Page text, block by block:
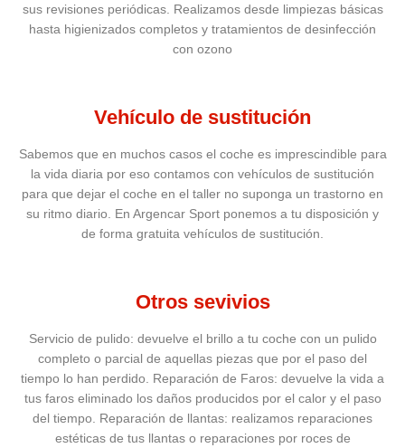
sus revisiones periódicas. Realizamos desde limpiezas básicas
hasta higienizados completos y tratamientos de desinfección
con ozono
Vehículo de sustitución
Sabemos que en muchos casos el coche es imprescindible para
la vida diaria por eso contamos con vehículos de sustitución
para que dejar el coche en el taller no suponga un trastorno en
su ritmo diario. En Argencar Sport ponemos a tu disposición y
de forma gratuita vehículos de sustitución.
Otros sevivios
Servicio de pulido: devuelve el brillo a tu coche con un pulido
completo o parcial de aquellas piezas que por el paso del
tiempo lo han perdido. Reparación de Faros: devuelve la vida a
tus faros eliminado los daños producidos por el calor y el paso
del tiempo. Reparación de llantas: realizamos reparaciones
estéticas de tus llantas o reparaciones por roces de